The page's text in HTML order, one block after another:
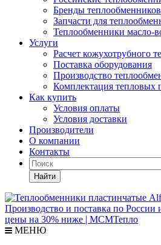
Бренды теплообменников
Запчасти для
Теплообменники масло-
Услуги
Расчет кожухотрубного
Поставка оборудования
Производство
Комплектация тепловых
Как купить
Условия оплаты
Условия доставки
Производители
О компании
Контакты
Найти
МЕНЮ